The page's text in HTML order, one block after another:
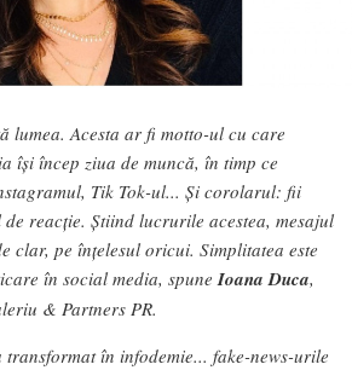
lumea. Acesta ar fi motto-ul cu care
își încep ziua de muncă, în timp ce
Tik Tok-ul... Și corolarul: fii
reacție. Știind lucrurile acestea, mesajul
clar, pe înțelesul oricui. Simplitatea este
în social media, spune Ioana Duca,
& Partners PR.
în infodemie... fake-news-urile